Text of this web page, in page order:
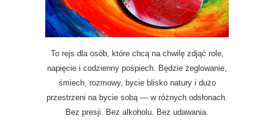
To rejs dla osób, które chcą na chwilę zdjąć role,
napięcie i codzienny pośpiech. Będzie żeglowanie,
śmiech, rozmowy, bycie blisko natury i dużo
przestrzeni na bycie sobą — w różnych odsłonach.
Bez presji. Bez alkoholu. Bez udawania.